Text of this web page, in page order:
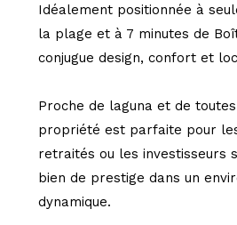
Idéalement positionnée à
la plage et à 7 minutes de
conjugue design, confort et
Proche de laguna et de
propriété est parfaite pour
retraités ou les investisseurs
bien de prestige dans un
dynamique.